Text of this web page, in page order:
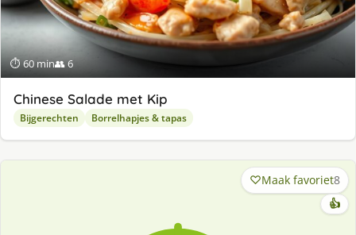
⏱ 60 min👥 6
Chinese Salade met Kip
Bijgerechten Borrelhapjes & tapas
Maak favoriet8
👍